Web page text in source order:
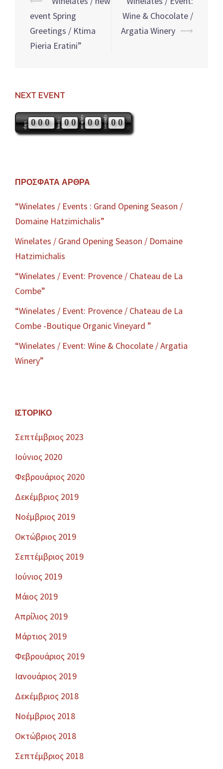
navigation
event Spring
Greetings / Ktima
Pieria Eratini”
Wine & Chocolate /
Argatia Winery ⟶
NEXT EVENT
days 000 hours 00 minutes 00 seconds 00
ΠΡΌΣΦΑΤΑ ΆΡΘΡΑ
“Winelates / Events : Grand Opening Season /
Domaine Hatzimichalis”
Winelates / Grand Opening Season / Domaine
Hatzimichalis
“Winelates / Event: Provence / Chateau de La
Combe”
“Winelates / Event: Provence / Chateau de La
Combe -Boutique Organic Vineyard ”
“Winelates / Event: Wine & Chocolate / Argatia
Winery”
ΙΣΤΟΡΙΚΌ
Σεπτέμβριος 2023
Ιούνιος 2020
Φεβρουάριος 2020
Δεκέμβριος 2019
Νοέμβριος 2019
Οκτώβριος 2019
Σεπτέμβριος 2019
Ιούνιος 2019
Μάιος 2019
Απρίλιος 2019
Μάρτιος 2019
Φεβρουάριος 2019
Ιανουάριος 2019
Δεκέμβριος 2018
Νοέμβριος 2018
Οκτώβριος 2018
Σεπτέμβριος 2018